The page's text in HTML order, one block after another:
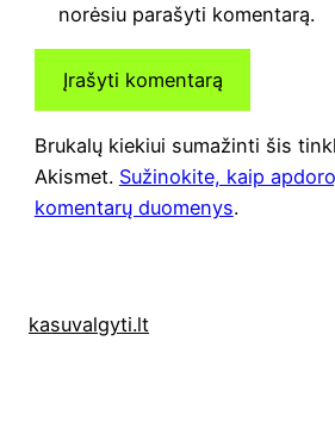
norėsiu parašyti komentarą.
Brukalų kiekiui sumažinti šis
Akismet. Sužinokite, kaip
komentarų duomenys.
kasuvalgyti.lt